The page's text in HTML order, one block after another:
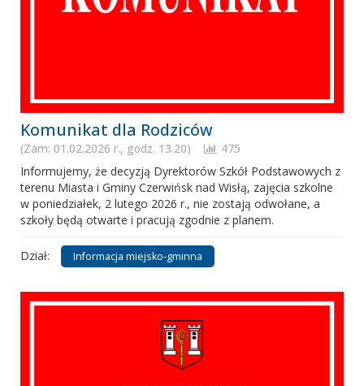
Komunikat dla Rodziców
(Zam: 01.02.2026 r., godz. 13.20)
475
Informujemy, że decyzją Dyrektorów Szkół Podstawowych z
terenu Miasta i Gminy Czerwińsk nad Wisłą, zajęcia szkolne
w poniedziałek, 2 lutego 2026 r., nie zostają odwołane, a
szkoły będą otwarte i pracują zgodnie z planem.
Dział: Informacja miejsko-gminna